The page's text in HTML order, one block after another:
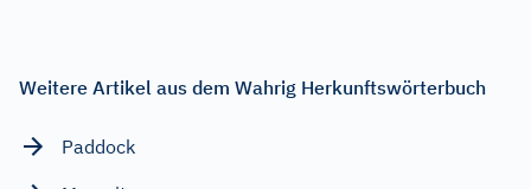
Weitere Artikel aus dem Wahrig Herkunftswörterbuch
Paddock